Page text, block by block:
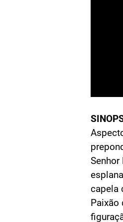
capela
Paixão